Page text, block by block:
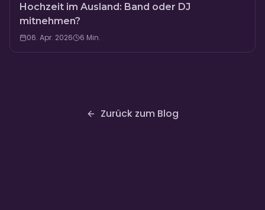
Hochzeit im Ausland: Band oder DJ
mitnehmen?
06. Apr. 2026 6 Min.
Zurück zum Blog